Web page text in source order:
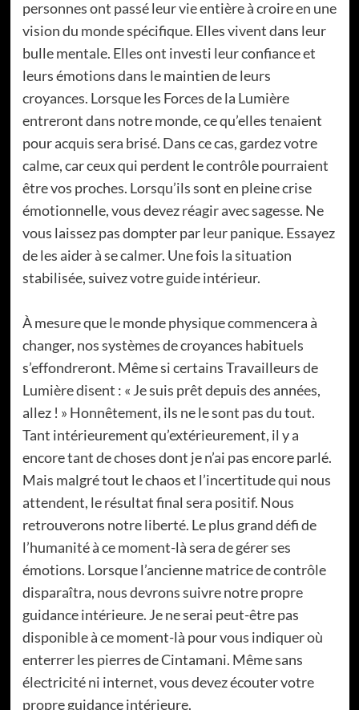
personnes ont passé leur vie entière à croire en une
vision du monde spécifique. Elles vivent dans leur
bulle mentale. Elles ont investi leur confiance et
leurs émotions dans le maintien de leurs
croyances. Lorsque les Forces de la Lumière
entreront dans notre monde, ce qu’elles tenaient
pour acquis sera brisé. Dans ce cas, gardez votre
calme, car ceux qui perdent le contrôle pourraient
être vos proches. Lorsqu’ils sont en pleine crise
émotionnelle, vous devez réagir avec sagesse. Ne
vous laissez pas dompter par leur panique. Essayez
de les aider à se calmer. Une fois la situation
stabilisée, suivez votre guide intérieur.
À mesure que le monde physique commencera à
changer, nos systèmes de croyances habituels
s’effondreront. Même si certains Travailleurs de
Lumière disent : « Je suis prêt depuis des années,
allez ! » Honnêtement, ils ne le sont pas du tout.
Tant intérieurement qu’extérieurement, il y a
encore tant de choses dont je n’ai pas encore parlé.
Mais malgré tout le chaos et l’incertitude qui nous
attendent, le résultat final sera positif. Nous
retrouverons notre liberté. Le plus grand défi de
l’humanité à ce moment-là sera de gérer ses
émotions. Lorsque l’ancienne matrice de contrôle
disparaîtra, nous devrons suivre notre propre
guidance intérieure. Je ne serai peut-être pas
disponible à ce moment-là pour vous indiquer où
enterrer les pierres de Cintamani. Même sans
électricité ni internet, vous devez écouter votre
propre guidance intérieure.